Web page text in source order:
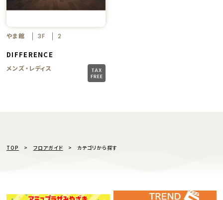
やま館 3F 2
DIFFERENCE
メンズ・レディス
TOP フロアガイド カテゴリから探す